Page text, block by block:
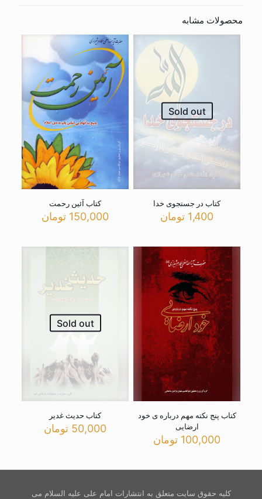
محصولات مشابه
Sold out
کتاب در جستجوی خدا
1,400 تومان
کتاب آئین رحمت
150,000 تومان
کتاب پنج نکته مهم درباره ی خود
ارضایی
100,000 تومان
Sold out
کتاب حدیث غدیر
50,000 تومان
کلیه حقوق سایت متعلق به انتشارات امام علی علیه السلام می